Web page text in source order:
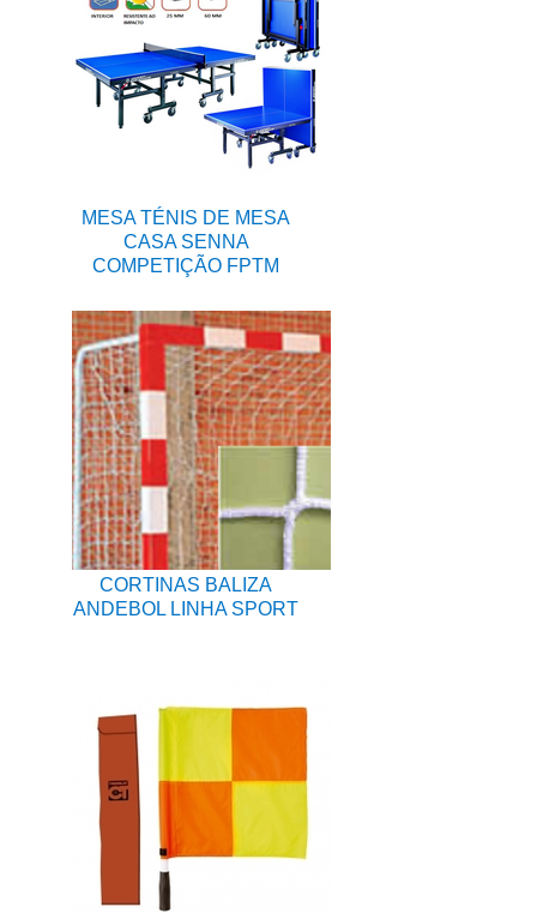
MESA TÉNIS DE MESA
CASA SENNA
COMPETIÇÃO FPTM
CORTINAS BALIZA
ANDEBOL LINHA SPORT